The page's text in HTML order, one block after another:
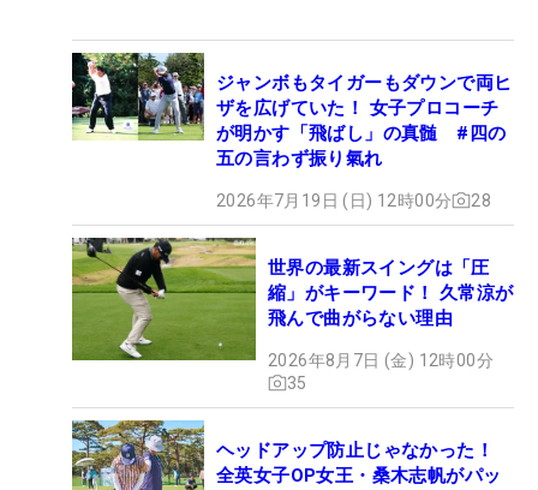
ジャンボもタイガーもダウンで両ヒ
ザを広げていた！ 女子プロコーチ
が明かす「飛ばし」の真髄 #四の
五の言わず振り氣れ
2026年7月19日 (日) 12時00分 28
世界の最新スイングは「圧
縮」がキーワード！ 久常涼が
飛んで曲がらない理由
2026年8月7日 (金) 12時00分
35
ヘッドアップ防止じゃなかった！
全英女子OP女王・桑木志帆がパッ